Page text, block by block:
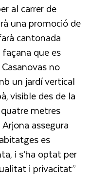
al carrer de
una promoció de
cantonada
que es
no
un jardí vertical
visible des de la
quatre metres
assegura
es
i s’ha optat per
i privacitat”